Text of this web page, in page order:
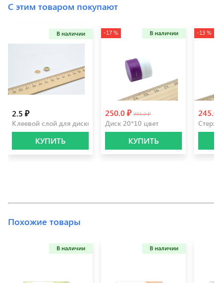
С этим товаром покупают
В наличии
2.5 ₽
Клеевой слой для дисков 10 мм
КУПИТЬ
-17 % В наличии
250.0 ₽ 301.2 ₽
Диск 20*10 цвет
КУПИТЬ
-13 %
245.0
Похожие товары
В наличии В наличии